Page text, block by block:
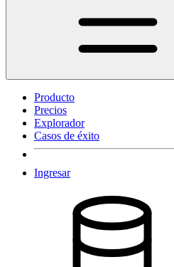
Producto
Precios
Explorador
Casos de éxito
Ingresar